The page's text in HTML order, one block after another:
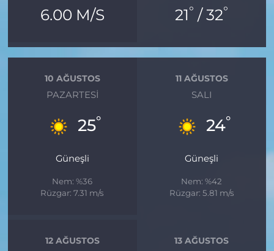
6.00 M/S 21° / 32°
10 AĞUSTOS
PAZARTESI
25°
Güneşli
Nem: %36
Rüzgar: 7.31 m/s
11 AĞUSTOS
SALI
24°
Güneşli
Nem: %42
Rüzgar: 5.81 m/s
12 AĞUSTOS
13 AĞUSTOS